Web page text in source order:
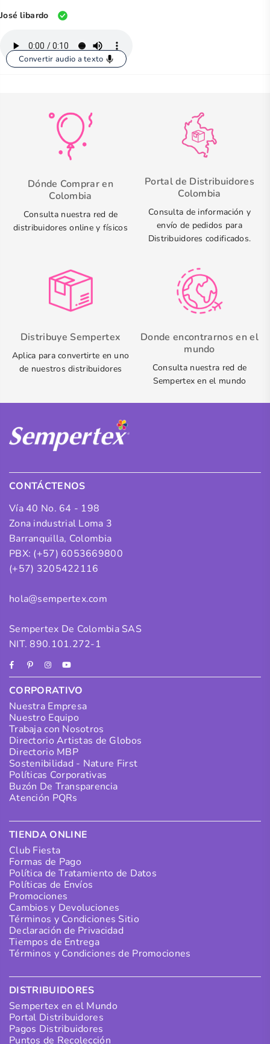
José libardo
Convertir audio a texto
Dónde Comprar en
Colombia
Consulta nuestra red de
distribuidores online y físicos
Portal de Distribuidores
Colombia
Consulta de información y
envío de pedidos para
Distribuidores codificados.
Distribuye Sempertex
Aplica para convertirte en uno
de nuestros distribuidores
Donde encontrarnos en el
mundo
Consulta nuestra red de
Sempertex en el mundo
CONTÁCTENOS
Vía 40 No. 64 - 198
Zona industrial Loma 3
Barranquilla, Colombia
PBX: (+57) 6053669800
(+57) 3205422116
hola@sempertex.com
Sempertex De Colombia SAS
NIT. 890.101.272-1
FacebookPinterestInstagram
YouTube
CORPORATIVO
Nuestra Empresa
Nuestro Equipo
Trabaja con Nosotros
Directorio Artistas de Globos
Directorio MBP
Sostenibilidad - Nature First
Políticas Corporativas
Buzón De Transparencia
Atención PQRs
TIENDA ONLINE
Club Fiesta
Formas de Pago
Política de Tratamiento de Datos
Políticas de Envíos
Promociones
Cambios y Devoluciones
Términos y Condiciones Sitio
Declaración de Privacidad
Tiempos de Entrega
Términos y Condiciones de Promociones
DISTRIBUIDORES
Sempertex en el Mundo
Portal Distribuidores
Pagos Distribuidores
Puntos de Recolección